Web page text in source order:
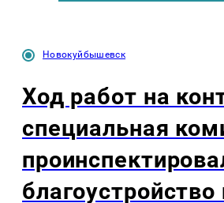
Новокуйбышевск
Ход работ на
специальная
благоустройство